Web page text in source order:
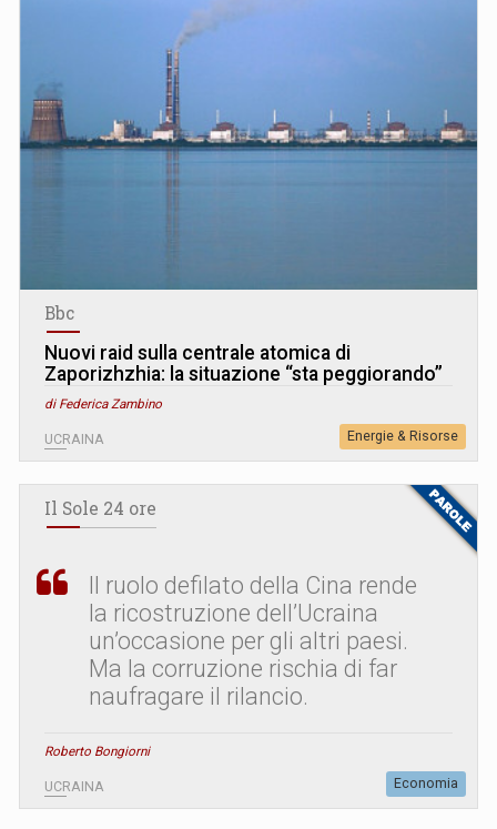
Bbc
Nuovi raid sulla centrale atomica di
Zaporizhzhia: la situazione “sta peggiorando”
di Federica Zambino
UCRAINA Energie & Risorse
Il Sole 24 ore
Il ruolo defilato della Cina rende
la ricostruzione dell’Ucraina
un’occasione per gli altri paesi.
Ma la corruzione rischia di far
naufragare il rilancio.
Roberto Bongiorni
UCRAINA Economia